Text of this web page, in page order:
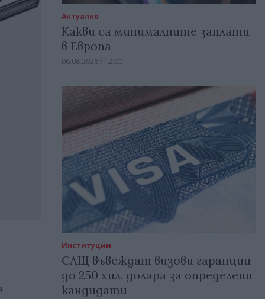
Актуално
Какви са минималните заплати
в Европа
06.08.2026 / 12:00
Институции
САЩ въвеждат визови гаранции
до 250 хил. долара за определени
кандидати